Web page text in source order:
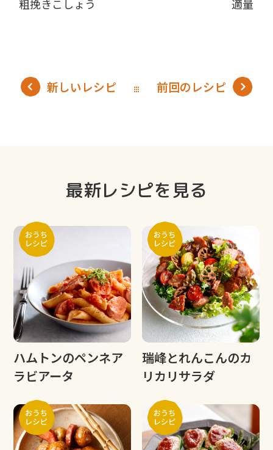
粗挽きこしょう 適量
新しいレシピ 前回のレシピ
最新レシピを見る
ハムトンのペンネア
ラビアータ
瑞峰とれんこんのカ
リカリサラダ